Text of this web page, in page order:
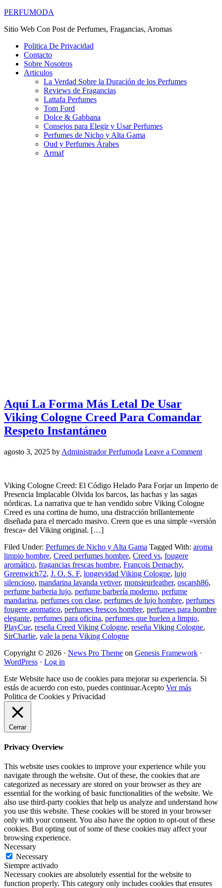
PERFUMODA
Sitio Web Con Post de Perfumes, Fragancias, Aromas
Politica De Privacidad
Contacto
Sobre Nosotros
Articulos
La Verdad Sobre la Duración de los Perfumes
Reviews de Fragancias
Lattafa Perfumes
Tom Ford
Dolce & Gabbana
Consejos para Elegir y Usar Perfumes
Perfumes de Nicho y Alta Gama
Oud y Perfumes Árabes
Armaf
Aquí La Forma Más Letal De Usar
Viking Cologne Creed Para Comandar
Respeto Instantáneo
agosto 3, 2025 by Administrador Perfumoda Leave a Comment
Viking Cologne Creed: El Código Helado Para Forjar un Imperio de
Presencia Implacable Olvida los barcos, las hachas y las sagas
nórdicas. La narrativa que te han vendido sobre Viking Cologne
Creed es una cortina de humo, una distracción brillantemente
diseñada para el mercado masivo. Creen que es una simple «versión
fresca» del Viking original. […]
Filed Under: Perfumes de Nicho y Alta Gama Tagged With: aroma
limpio hombre, Creed perfumes hombre, Creed vs, fougere
aromático, fragancias frescas hombre, François Demachy,
Greenwich72, J. O. S. F, longevidad Viking Cologne, lujo
silencioso, mandarina lavanda vetiver, monsieurleather, oscarsh86,
perfume barberia lujo, perfume barbería moderno, perfume
mandarina, perfumes con clase, perfumes de lujo hombre, perfumes
fougere aromatico, perfumes frescos hombre, perfumes para hombre
elegante, perfumes para oficina, perfumes que huelen a limpio,
PlayCue, reseña Creed Viking Cologne, reseña Viking Cologne,
SirCharlie, vale la pena Viking Cologne
Copyright © 2026 · News Pro Theme on Genesis Framework ·
WordPress · Log in
Este Website hace uso de cookies para mejorar su experiencia. Si
estás de acuerdo con esto, puedes continuar.Acepto Ver más
Politica de Cookies y Privacidad
Cerrar
Privacy Overview
This website uses cookies to improve your experience while you
navigate through the website. Out of these, the cookies that are
categorized as necessary are stored on your browser as they are
essential for the working of basic functionalities of the website. We
also use third-party cookies that help us analyze and understand how
you use this website. These cookies will be stored in your browser
only with your consent. You also have the option to opt-out of these
cookies. But opting out of some of these cookies may affect your
browsing experience.
Necessary
Necessary
Siempre activado
Necessary cookies are absolutely essential for the website to
function properly. This category only includes cookies that ensures